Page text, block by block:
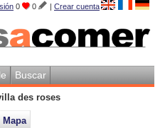
0 0 | Crear cuenta
Buscar
des roses
Mapa